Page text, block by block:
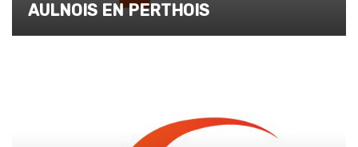
AULNOIS EN PERTHOIS